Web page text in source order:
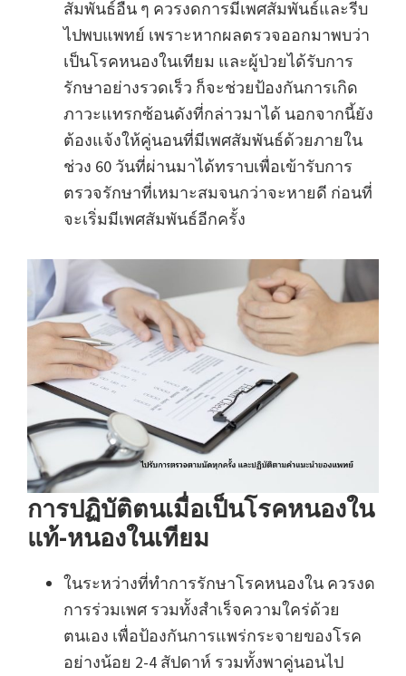
สัมพันธ์อื่น ๆ ควรงดการมีเพศสัมพันธ์และรีบ
ไปพบแพทย์ เพราะหากผลตรวจออกมาพบว่า
เป็นโรคหนองในเทียม และผู้ป่วยได้รับการ
รักษาอย่างรวดเร็ว ก็จะช่วยป้องกันการเกิด
ภาวะแทรกซ้อนดังที่กล่าวมาได้ นอกจากนี้ยัง
ต้องแจ้งให้คู่นอนที่มีเพศสัมพันธ์ด้วยภายใน
ช่วง 60 วันที่ผ่านมาได้ทราบเพื่อเข้ารับการ
ตรวจรักษาที่เหมาะสมจนกว่าจะหายดี ก่อนที่
จะเริ่มมีเพศสัมพันธ์อีกครั้ง
การปฏิบัติตนเมื่อเป็นโรคหนองใน
แท้-หนองในเทียม
ในระหว่างที่ทำการรักษาโรคหนองใน ควรงด
การร่วมเพศ รวมทั้งสำเร็จความใคร่ด้วย
ตนเอง เพื่อป้องกันการแพร่กระจายของโรค
อย่างน้อย 2-4 สัปดาห์ รวมทั้งพาคู่นอนไป